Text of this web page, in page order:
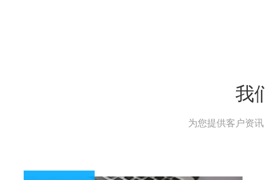
我
为您提供客户资